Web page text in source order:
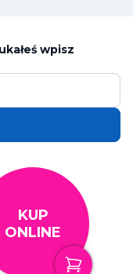
wpisz
KUP
ONLINE